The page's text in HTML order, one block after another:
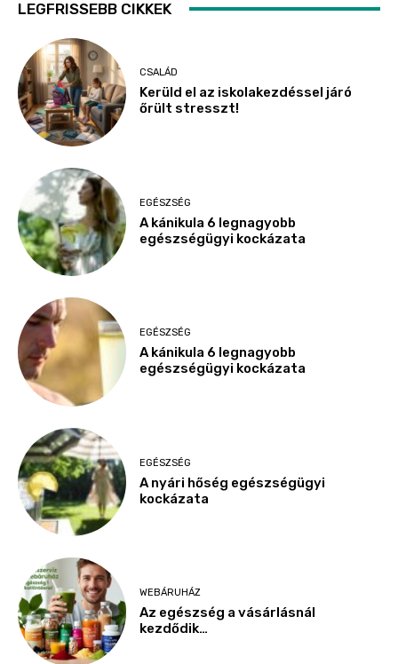
LEGFRISSEBB CIKKEK
CSALÁD
Kerüld el az iskolakezdéssel járó
őrült stresszt!
EGÉSZSÉG
A kánikula 6 legnagyobb
egészségügyi kockázata
EGÉSZSÉG
A kánikula 6 legnagyobb
egészségügyi kockázata
EGÉSZSÉG
A nyári hőség egészségügyi
kockázata
WEBÁRUHÁZ
Az egészség a vásárlásnál
kezdődik…